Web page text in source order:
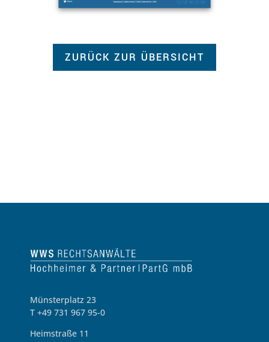
ZURÜCK ZUR ÜBERSICHT
Münsterplatz 23
T +49 731 967 95-0
Heimstraße 11